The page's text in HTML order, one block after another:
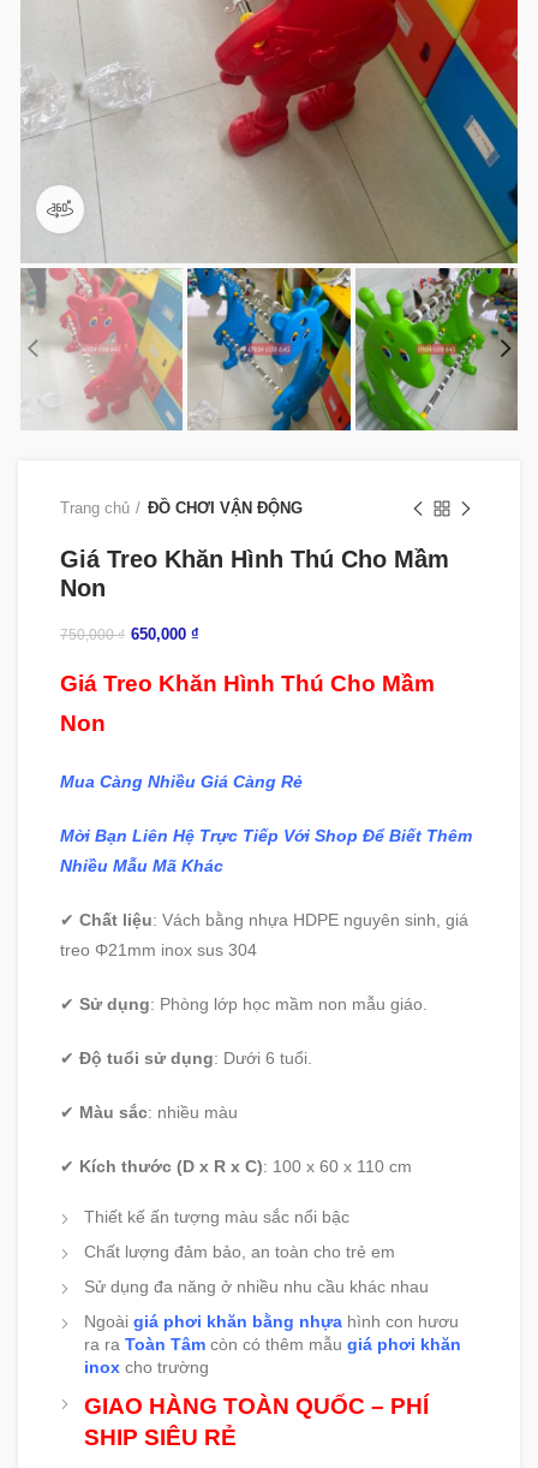
360 product view
Trang chủ ĐỒ CHƠI VẬN ĐỘNG
Giá Treo Khăn Hình Thú Cho Mầm
Non
750,000₫ 650,000 ₫
Giá Treo Khăn Hình Thú Cho Mầm
Non
Mua Càng Nhiều Giá Càng Rẻ
Mời Bạn Liên Hệ Trực Tiếp Với Shop Để Biết Thêm
Nhiều Mẫu Mã Khác
✔ Chất liệu: Vách bằng nhựa HDPE nguyên sinh, giá
treo Φ21mm inox sus 304
✔ Sử dụng: Phòng lớp học mầm non mẫu giáo.
✔ Độ tuổi sử dụng: Dưới 6 tuổi.
✔ Màu sắc: nhiều màu
✔ Kích thước (D x R x C): 100 x 60 x 110 cm
Thiết kế ấn tượng màu sắc nổi bậc
Chất lượng đảm bảo, an toàn cho trẻ em
Sử dụng đa năng ở nhiều nhu cầu khác nhau
Ngoài giá phơi khăn bằng nhựa hình con hươu
ra ra Toàn Tâm còn có thêm mẫu giá phơi khăn
inox cho trường
GIAO HÀNG TOÀN QUỐC – PHÍ
SHIP SIÊU RẺ